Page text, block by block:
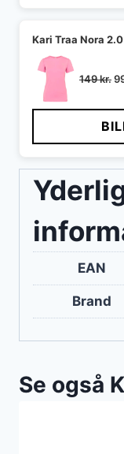
Kari Traa Nora
149kr.
EAN
Brand
Se også